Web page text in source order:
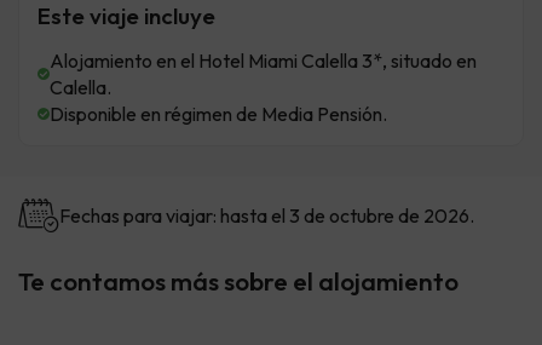
Este viaje incluye
Alojamiento en el Hotel Miami Calella 3*, situado en
Calella.
Disponible en régimen de Media Pensión.
Fechas para viajar: hasta el 3 de octubre de 2026.
Te contamos más sobre el alojamiento